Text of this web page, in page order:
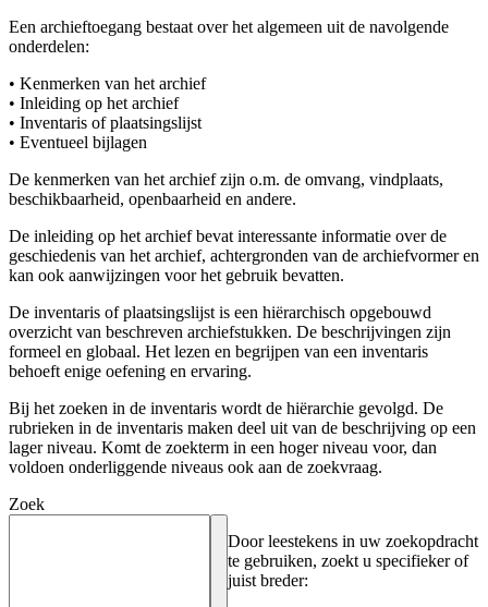
Een archieftoegang bestaat over het algemeen uit de navolgende
onderdelen:
• Kenmerken van het archief
• Inleiding op het archief
• Inventaris of plaatsingslijst
• Eventueel bijlagen
De kenmerken van het archief zijn o.m. de omvang, vindplaats,
beschikbaarheid, openbaarheid en andere.
De inleiding op het archief bevat interessante informatie over de
geschiedenis van het archief, achtergronden van de archiefvormer en
kan ook aanwijzingen voor het gebruik bevatten.
De inventaris of plaatsingslijst is een hiërarchisch opgebouwd
overzicht van beschreven archiefstukken. De beschrijvingen zijn
formeel en globaal. Het lezen en begrijpen van een inventaris
behoeft enige oefening en ervaring.
Bij het zoeken in de inventaris wordt de hiërarchie gevolgd. De
rubrieken in de inventaris maken deel uit van de beschrijving op een
lager niveau. Komt de zoekterm in een hoger niveau voor, dan
voldoen onderliggende niveaus ook aan de zoekvraag.
Zoek
Door leestekens in uw zoekopdracht
te gebruiken, zoekt u specifieker of
juist breder: